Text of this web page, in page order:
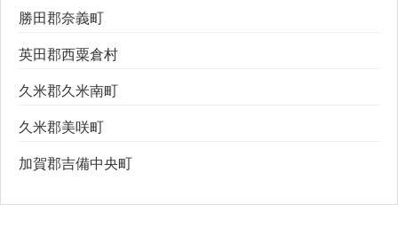
勝田郡奈義町
英田郡西粟倉村
久米郡久米南町
久米郡美咲町
加賀郡吉備中央町